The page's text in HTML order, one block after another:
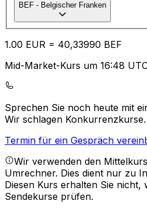
BEF - Belgischer Franken
1.00 EUR = 40,33990 BEF
Mid-Market-Kurs um 16:48
Sprechen Sie noch heute mit
Wir schlagen Konkurrenzkurse.
Termin für ein Gespräch
Wir verwenden den
Umrechner. Dies dient nur zu
Diesen Kurs erhalten Sie nicht,
Sendekurse prüfen.